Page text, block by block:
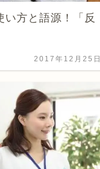
い方と語源！「反
2017年12月25日